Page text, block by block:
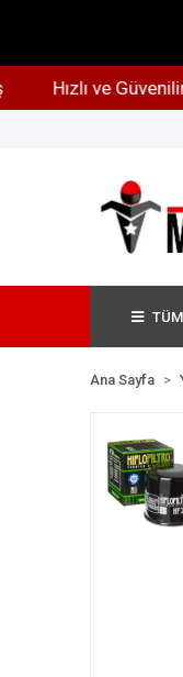
Hızlı ve Güvenilir
Ana Sayfa